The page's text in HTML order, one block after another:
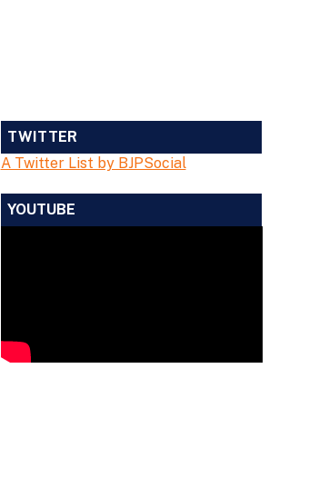
TWITTER
A Twitter List by BJPSocial
YOUTUBE